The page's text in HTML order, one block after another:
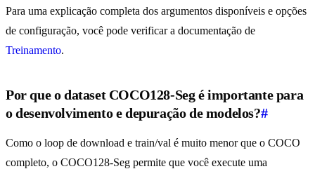
Para uma explicação completa dos argumentos disponíveis e opções
de configuração, você pode verificar a documentação de
Treinamento.
Por que o dataset COCO128-Seg é importante para
o desenvolvimento e depuração de modelos?#
Como o loop de download e train/val é muito menor que o COCO
completo, o COCO128-Seg permite que você execute uma